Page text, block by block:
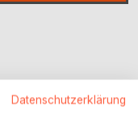
Datenschutzerklärung